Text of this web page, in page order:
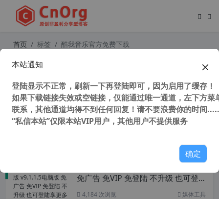
首页 标签 酷我音乐官方免费下载
不升级
免广告 免VIP 免登陆 不升级 也可登
4,184 次浏览 媒体工具
本站通知
登陆显示不正常，刷新一下再登陆即可，因为启用了缓存！
如果下载链接失效或空链接，仅能通过唯一通道，左下方菜
联系，其他通道均得不到任何回复！请不要浪费你的时间
“私信本站”仅限本站VIP用户，其他用户不提供服务
确定